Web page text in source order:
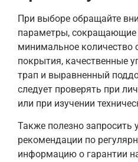
При выборе обращайте
параметры, сокращающие
минимальное количество
покрытия, качественные
трап и выравненный
следует проверять при
или при изучении
Также полезно запросить
рекомендации по
информацию о гарантии